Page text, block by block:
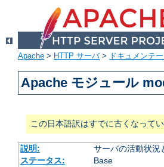
Apache > HTTP サーバ> ドキュメンテ
Apache モジュール
この日本語訳はすでに古くなって
説明:
サーバの活動状況
ステータス:
Base